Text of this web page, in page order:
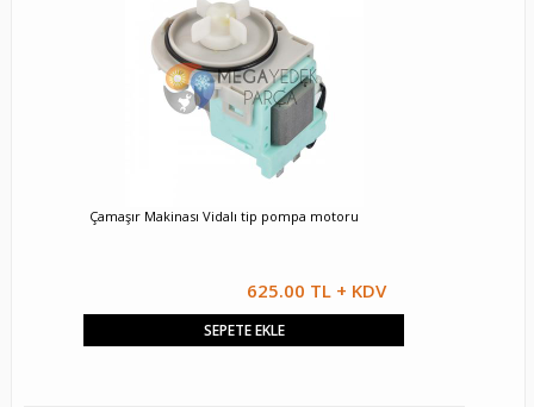
Çamaşır Makinası Vidalı tip pompa motoru
625.00 TL + KDV
SEPETE EKLE